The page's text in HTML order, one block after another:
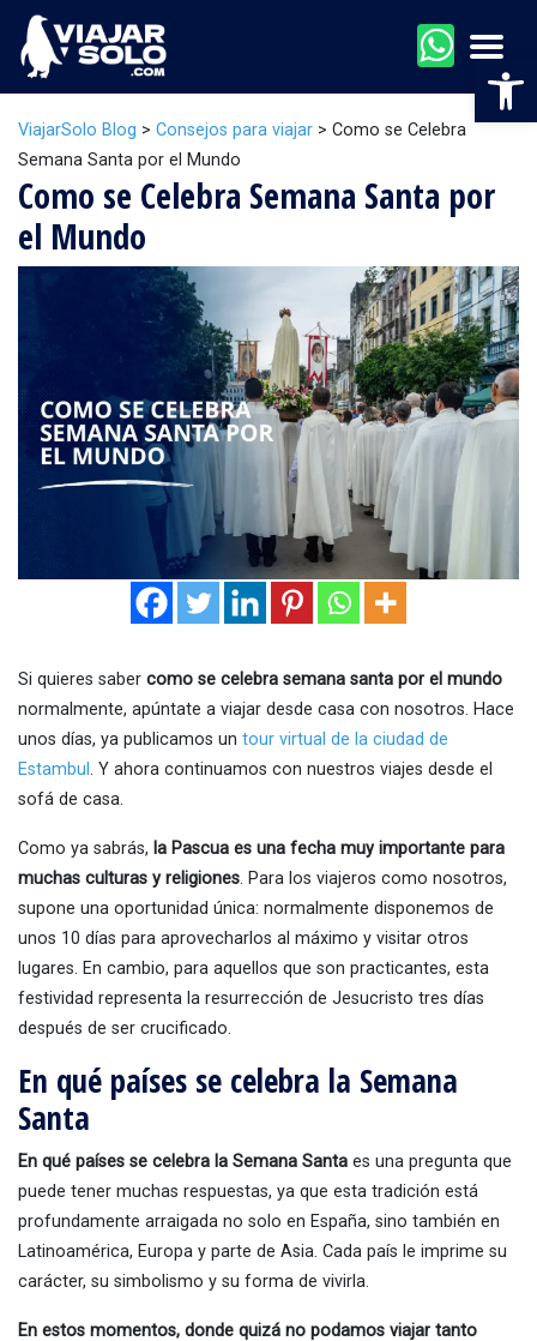
ViajarSolo Blog > Consejos para viajar > Como se Celebra
Semana Santa por el Mundo
Como se Celebra Semana Santa por
el Mundo
Si quieres saber como se celebra semana santa por el mundo
normalmente, apúntate a viajar desde casa con nosotros. Hace
unos días, ya publicamos un tour virtual de la ciudad de
Estambul. Y ahora continuamos con nuestros viajes desde el
sofá de casa.
Como ya sabrás, la Pascua es una fecha muy importante para
muchas culturas y religiones. Para los viajeros como nosotros,
supone una oportunidad única: normalmente disponemos de
unos 10 días para aprovecharlos al máximo y visitar otros
lugares. En cambio, para aquellos que son practicantes, esta
festividad representa la resurrección de Jesucristo tres días
después de ser crucificado.
En qué países se celebra la Semana
Santa
En qué países se celebra la Semana Santa es una pregunta que
puede tener muchas respuestas, ya que esta tradición está
profundamente arraigada no solo en España, sino también en
Latinoamérica, Europa y parte de Asia. Cada país le imprime su
carácter, su simbolismo y su forma de vivirla.
En estos momentos, donde quizá no podamos viajar tanto